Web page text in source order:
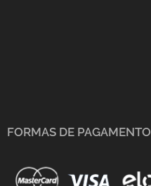
FORMAS DE PAGAMENTO